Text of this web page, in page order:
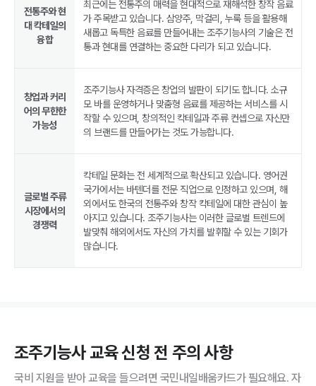
전통주와 현
대 칵테일의
융합
최근에는 전통주의 매력을 현대적으로 재해석한 창작 음료
가 주목받고 있습니다. 삼양주, 막걸리, 누룩 등을 활용해
새롭고 독특한 음료를 만들어내는 조주기능사의 기술은 전
통과 현대를 연결하는 중요한 다리가 되고 있습니다.
창업과 커리
어의 무한한
가능성
조주기능사 자격증은 창업의 발판이 되기도 합니다. 소규
모 바를 운영하거나 맞춤형 음료를 제공하는 서비스를 시
작할 수 있으며, 창의적인 칵테일과 주류 컨셉으로 자신만
의 브랜드를 만들어가는 것도 가능합니다.
글로벌 주류
시장에서의
경쟁력
칵테일 문화는 전 세계적으로 확산되고 있습니다. 영어권
국가에서는 바텐더를 전문 직업으로 인정하고 있으며, 해
외에서도 한국의 전통주와 창작 칵테일에 대한 관심이 높
아지고 있습니다. 조주기능사는 이러한 글로벌 트렌드에
발맞춰 해외에서도 자신의 가치를 발휘할 수 있는 기회가
많습니다.
조주기능사교육 신청 전 주의 사항
국비 지원을 받아 교육을 들으려면 국민내일배움카드가 필요해요. 자